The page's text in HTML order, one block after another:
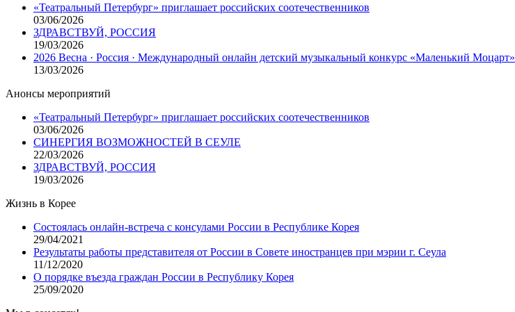
«Театральный Петербург» приглашает российских соотечественников
03/06/2026
ЗДРАВСТВУЙ, РОССИЯ
19/03/2026
2026 Весна · Россия · Международный онлайн детский музыкальный конкурс «Маленький Моцарт»
13/03/2026
Анонсы мероприятий
«Театральный Петербург» приглашает российских соотечественников
03/06/2026
СИНЕРГИЯ ВОЗМОЖНОСТЕЙ В СЕУЛЕ
22/03/2026
ЗДРАВСТВУЙ, РОССИЯ
19/03/2026
Жизнь в Корее
Состоялась онлайн-встреча с консулами России в Республике Корея
29/04/2021
Результаты работы представителя от России в Совете иностранцев при мэрии г. Сеула
11/12/2020
О порядке въезда граждан России в Республику Корея
25/09/2020